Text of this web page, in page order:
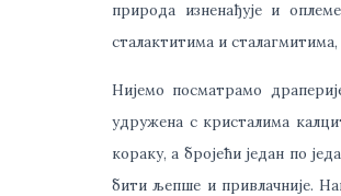
природа изненађује и
сталактитима и
Нијемо посматрамо
удружена с кристалима
кораку, а бројећи један по
бити љепше и привлачније.